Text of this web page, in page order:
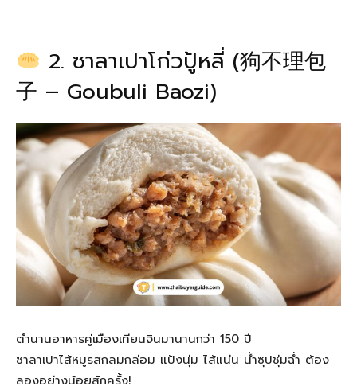
2. ซาลาเปาโก่วปู้หลี่ (狗不理包
子 – Goubuli Baozi)
ตำนานอาหารคู่เมืองเทียนจินมานานกว่า 150 ปี
ซาลาเปาไส้หมูรสกลมกล่อม แป้งนุ่ม ไส้แน่น น้ำซุปชุ่มฉ่ำ ต้อง
ลองอย่างน้อยสักครั้ง!